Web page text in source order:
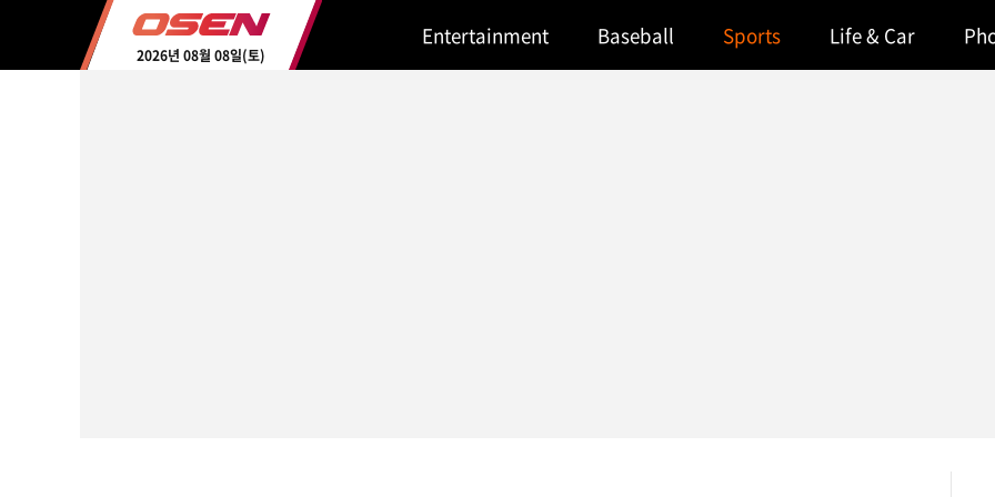
2026년 08월 08일(토)
Entertainment Baseball Sports Life & Car